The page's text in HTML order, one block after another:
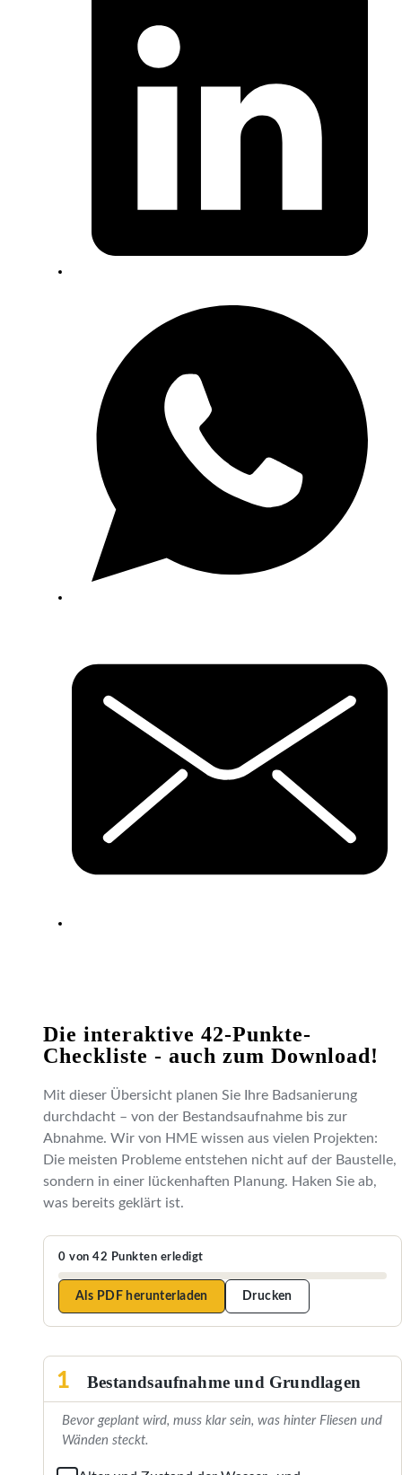
Die interaktive 42-Punkte-
Checkliste - auch zum Download!
Mit dieser Übersicht planen Sie Ihre Badsanierung
durchdacht – von der Bestandsaufnahme bis zur
Abnahme. Wir von HME wissen aus vielen Projekten:
Die meisten Probleme entstehen nicht auf der Baustelle,
sondern in einer lückenhaften Planung. Haken Sie ab,
was bereits geklärt ist.
0 von 42 Punkten erledigt
Als PDF herunterladen Drucken
1 Bestandsaufnahme und Grundlagen
Bevor geplant wird, muss klar sein, was hinter Fliesen und
Wänden steckt.